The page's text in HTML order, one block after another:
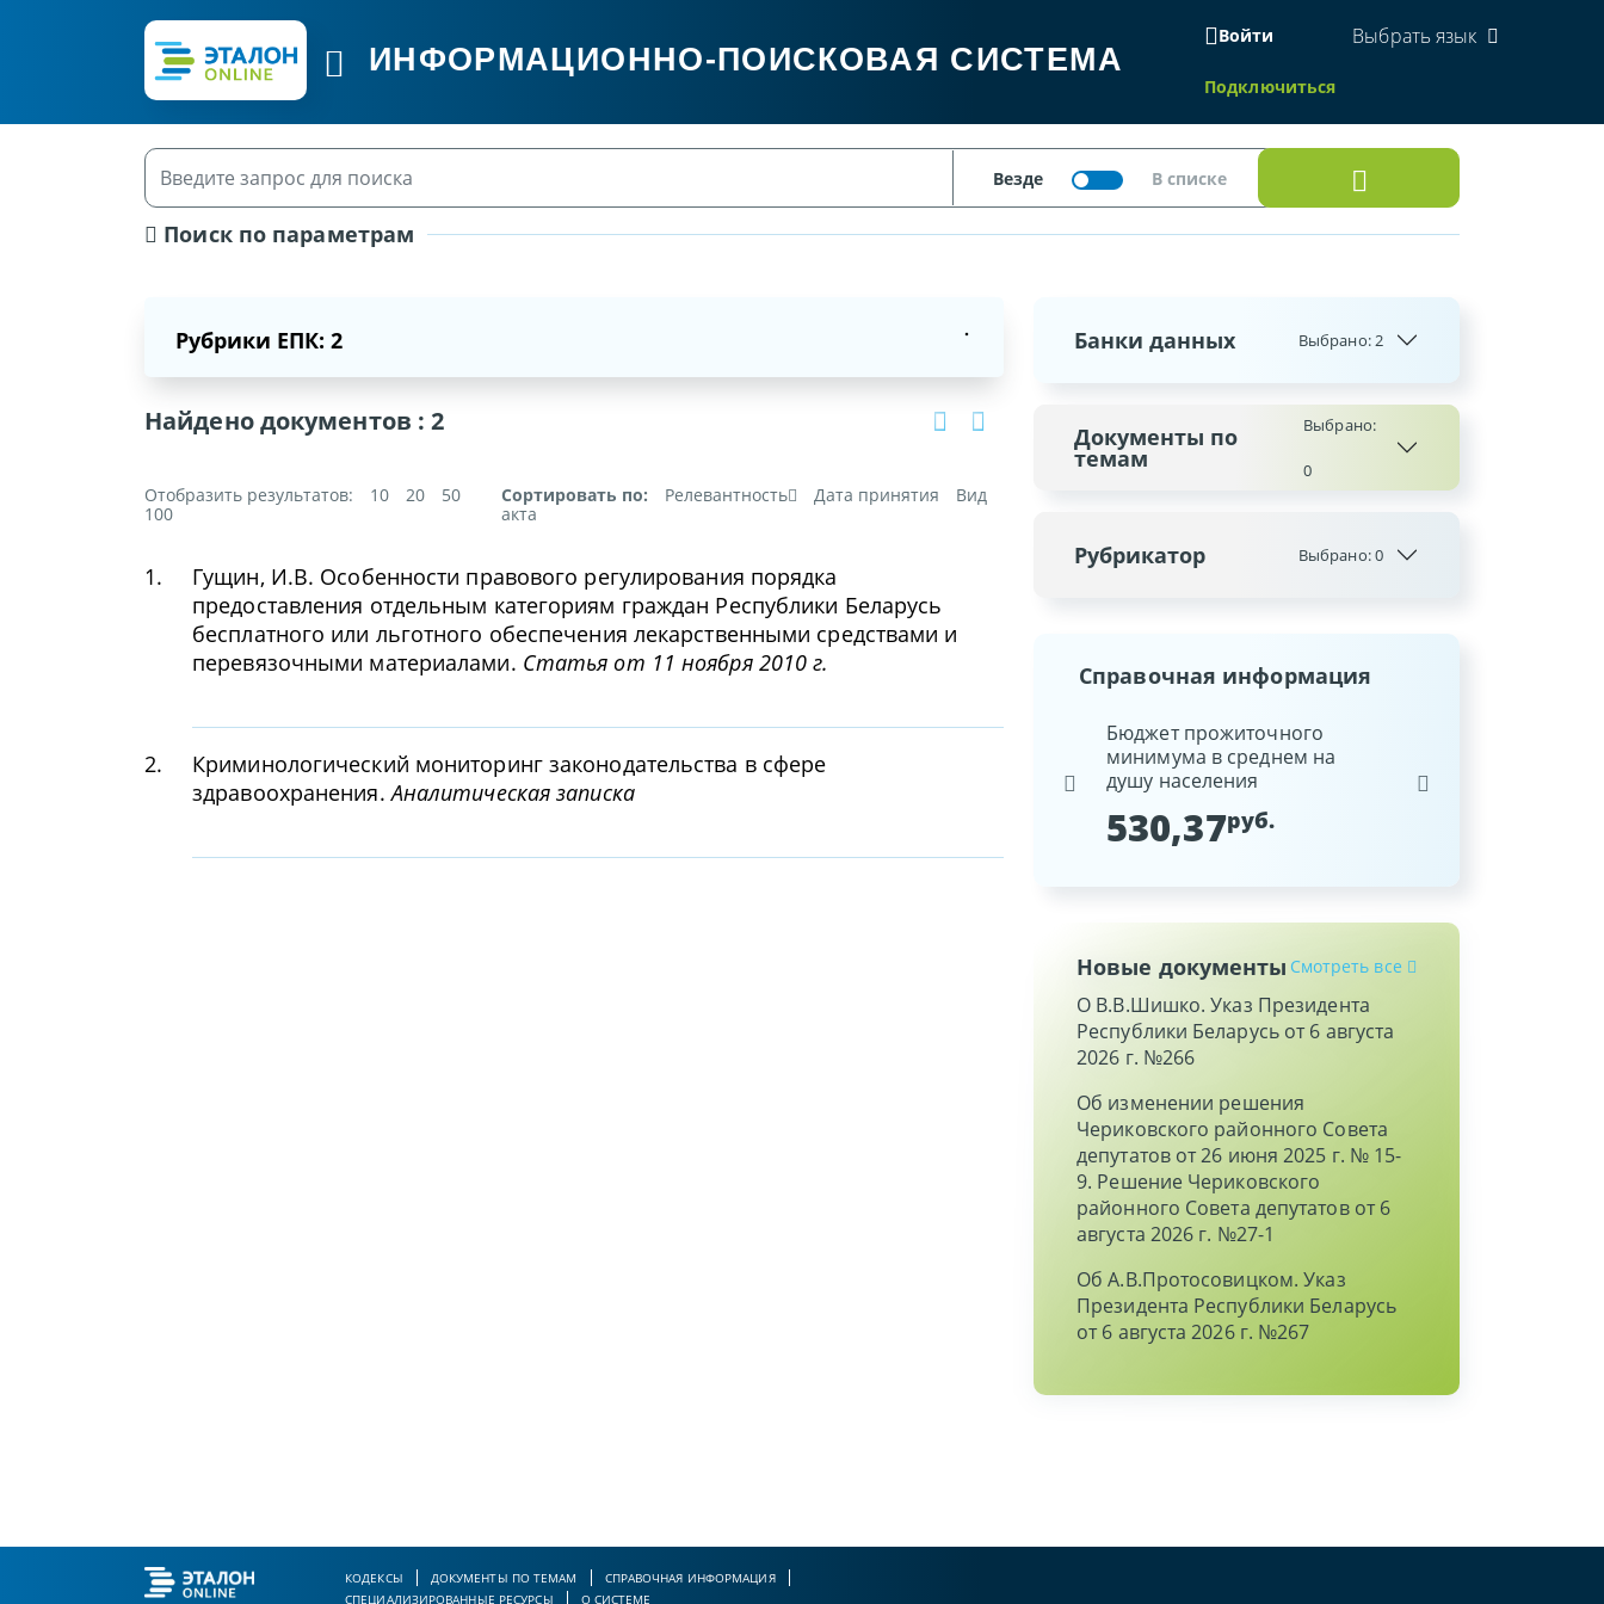
ИНФОРМАЦИОННО-ПОИСКОВАЯ СИСТЕМА
Войти
Подключиться
Выбрать язык
Поиск по параметрам
Рубрики ЕПК: 2
Найдено документов :2
Отобразить результатов: 10 20
50
100
Сортировать по: Релевантность Дата принятия
Вид
акта
1.
Гущин, И.В. Особенности правового регулирования порядка
предоставления отдельным категориям граждан Республики Беларусь
бесплатного или льготного обеспечения лекарственными средствами и
перевязочными материалами. Статья от 11 ноября 2010 г.
2.
Криминологический мониторинг законодательства в сфере
здравоохранения.Аналитическая записка
Банки данных Выбрано:2
Документы по
темам
Выбрано:
0
Рубрикатор Выбрано:0
Справочная информация
Базовая арендная величина
Бюджет прожиточного
минимума в среднем на
душу населения
530,37руб.
Республики Беларусь
Новые документы Смотреть все
О В.В.Шишко. Указ Президента
Республики Беларусь от 6 августа
2026 г. №266
Об изменении решения
Чериковского районного Совета
депутатов от 26 июня 2025 г. № 15-
9. Решение Чериковского
районного Совета депутатов от 6
августа 2026 г. №27-1
Об А.В.Протосовицком. Указ
Президента Республики Беларусь
от 6 августа 2026 г. №267
КОДЕКСЫ ДОКУМЕНТЫ ПО ТЕМАМ
СПРАВОЧНАЯ ИНФОРМАЦИЯ
СПЕЦИАЛИЗИРОВАННЫЕ РЕСУРСЫ
О СИСТЕМЕ